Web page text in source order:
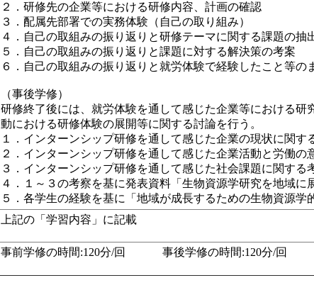
２．研修先の企業等における研修内容、計画の確認
３．配属先部署での実務体験（自己の取り組み）
４．自己の取組みの振り返りと研修テーマに関する課題の抽
５．自己の取組みの振り返りと課題に対する解決策の考案
６．自己の取組みの振り返りと就労体験で経験したこと等の
（事後学修）
研修終了後には、就労体験を通して感じた企業等における
動における研修体験の展開等に関する討論を行う。
１．インターンシップ研修を通して感じた企業の現状に関す
２．インターンシップ研修を通して感じた企業活動と労働の
３．インターンシップ研修を通して感じた社会課題に関する
４．１～３の考察を基に発表資料「生物資源学研究を地域
５．各学生の経験を基に「地域が成長するための生物資源
上記の「学習内容」に記載
事前学修の時間:120分/回 事後学修の時間:120分/回